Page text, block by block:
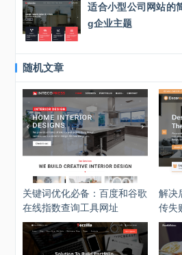
适合小型公司网站的
g企业主题
随机文章
关键词优化必备：百度和谷歌
在线指数查询工具网址
解决
传失